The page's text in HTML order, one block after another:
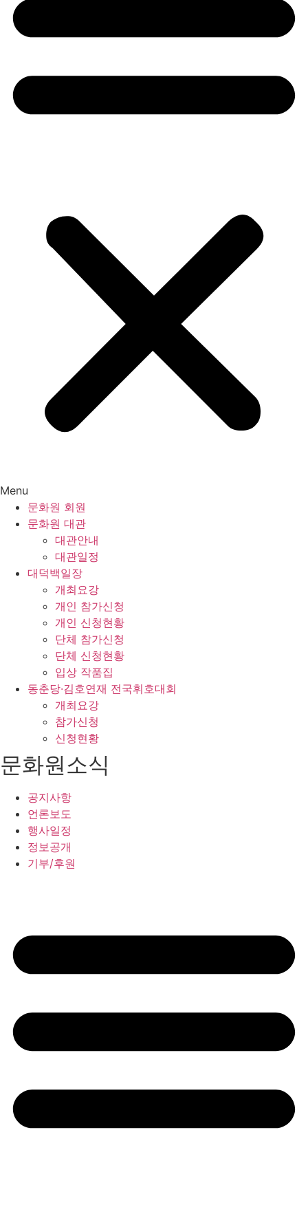
Menu
문화원 회원
문화원 대관
대관안내
대관일정
대덕백일장
개최요강
개인 참가신청
개인 신청현황
단체 참가신청
단체 신청현황
입상 작품집
동춘당·김호연재 전국휘호대회
개최요강
참가신청
신청현황
문화원소식
공지사항
언론보도
행사일정
정보공개
기부/후원